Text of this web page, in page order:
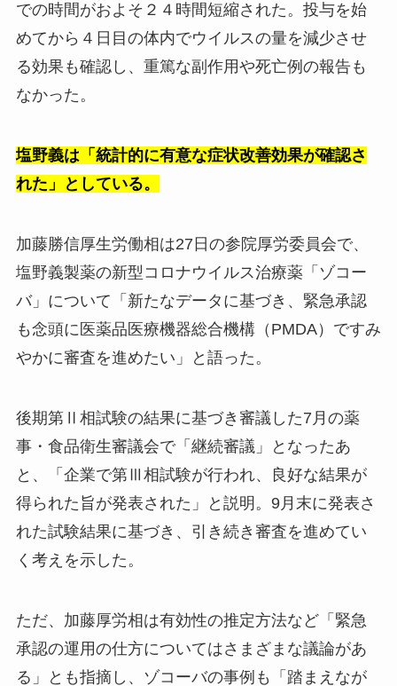
での時間がおよそ２４時間短縮された。投与を始
めてから４日目の体内でウイルスの量を減少させ
る効果も確認し、重篤な副作用や死亡例の報告も
なかった。
塩野義は「統計的に有意な症状改善効果が確認さ
れた」としている。
加藤勝信厚生労働相は27日の参院厚労委員会で、
塩野義製薬の新型コロナウイルス治療薬「ゾコー
バ」について「新たなデータに基づき、緊急承認
も念頭に医薬品医療機器総合機構（PMDA）ですみ
やかに審査を進めたい」と語った。
後期第Ⅱ相試験の結果に基づき審議した7月の薬
事・食品衛生審議会で「継続審議」となったあ
と、「企業で第Ⅲ相試験が行われ、良好な結果が
得られた旨が発表された」と説明。9月末に発表さ
れた試験結果に基づき、引き続き審査を進めてい
く考えを示した。
ただ、加藤厚労相は有効性の推定方法など「緊急
承認の運用の仕方についてはさまざまな議論があ
る」とも指摘し、ゾコーバの事例も「踏まえなが